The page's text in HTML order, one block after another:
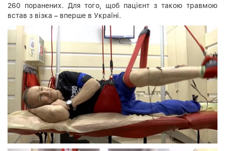
260 поранених. Для того, щоб пацієнт з такою травмою
встав з візка – вперше в Україні.